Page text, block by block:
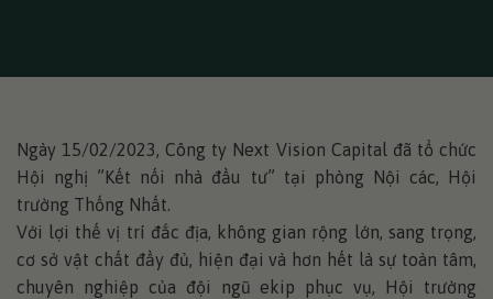
Ngày 15/02/2023, Công ty Next Vision Capital đã tổ chức
Hội nghị ”Kết nối nhà đầu tư” tại phòng Nội các, Hội
trường Thống Nhất.
Với lợi thế vị trí đắc địa, không gian rộng lớn, sang trọng,
cơ sở vật chất đầy đủ, hiện đại và hơn hết là sự toàn tâm,
chuyên nghiệp của đội ngũ ekip phục vụ, Hội trường